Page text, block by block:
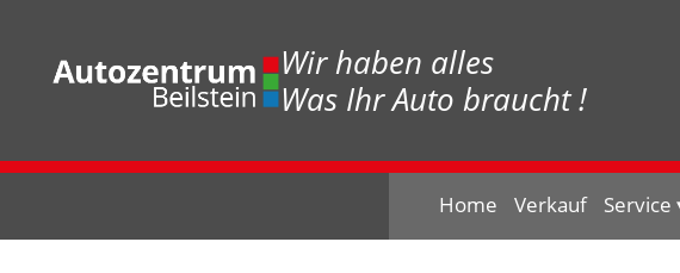
Wir haben alles
Was Ihr Auto braucht !
Home Verkauf Service